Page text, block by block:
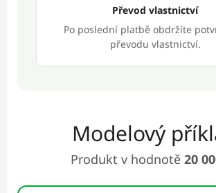
Převod vlastnictví
Po poslední platbě obdržíte
převodu vlastnictví.
Modelový
Produkt v hodnotě 20